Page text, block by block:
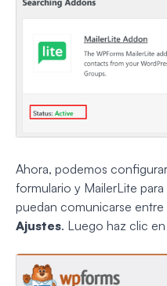
Ahora, podemos
formulario y MailerLite
puedan comunicarse entre
Ajustes. Luego haz clic